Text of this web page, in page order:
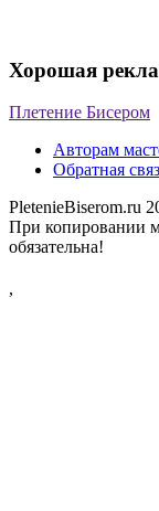
Хорошая
Плетение Бисером
Авторам
Обратная
PletenieBiserom.ru
При копировании
обязательна!
,